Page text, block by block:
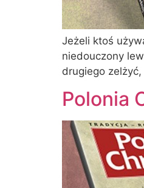
Jeżeli ktoś
niedouczony
drugiego
Polonia